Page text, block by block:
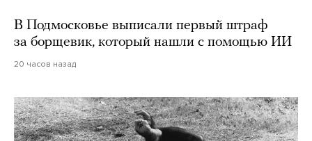
В Подмосковье выписали первый штраф
за борщевик, который нашли с помощью ИИ
20 часов назад